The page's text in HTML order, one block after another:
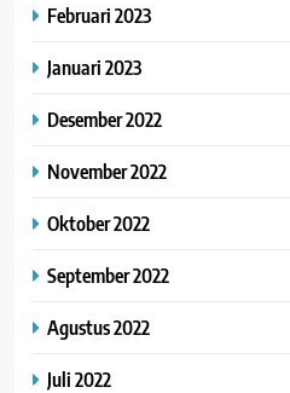
Februari 2023
Januari 2023
Desember 2022
November 2022
Oktober 2022
September 2022
Agustus 2022
Juli 2022